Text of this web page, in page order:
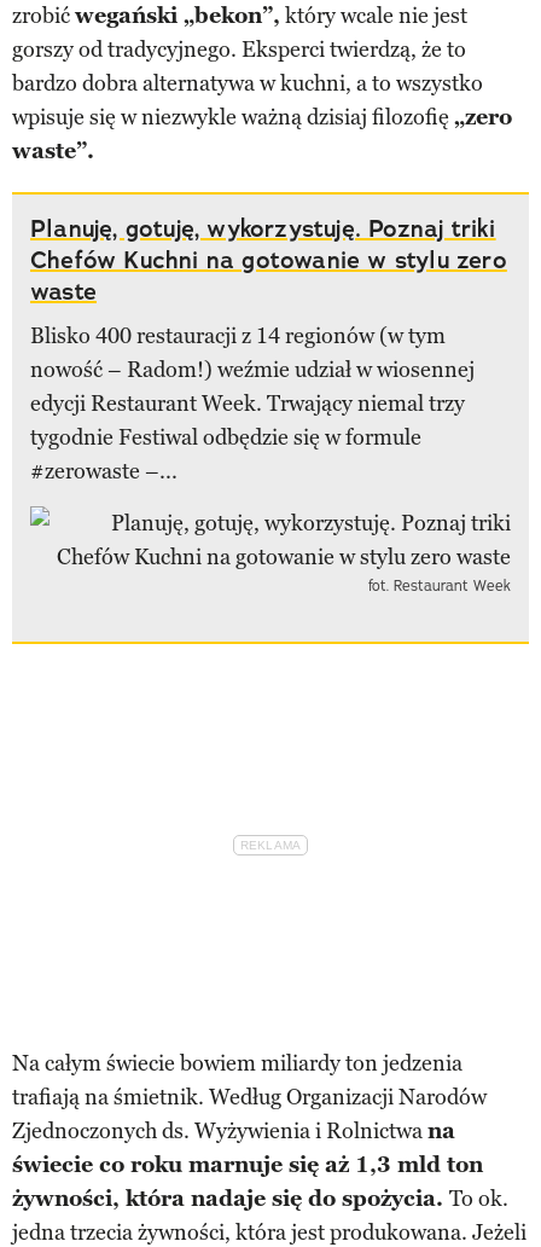
zrobićwegański „bekon”, który wcale nie jest
gorszy od tradycyjnego. Eksperci twierdzą, że to
bardzo dobra alternatywa w kuchni, a to wszystko
wpisuje się w niezwykle ważną dzisiaj filozofię „zero
waste”.
Planuję, gotuję, wykorzystuję. Poznaj triki
Chefów Kuchni na gotowanie w stylu zero
waste
Blisko 400 restauracji z 14 regionów (w tym
nowość – Radom!) weźmie udział w wiosennej
edycji Restaurant Week. Trwający niemal trzy
tygodnie Festiwal odbędzie się w formule
#zerowaste –...
fot. Restaurant Week
Na całym świecie bowiem miliardy ton jedzenia
trafiają na śmietnik. Według Organizacji Narodów
Zjednoczonych ds. Wyżywienia i Rolnictwana
świecie co roku marnuje się aż 1,3 mld ton
żywności, która nadaje się do spożycia. To ok.
jedna trzecia żywności, która jest produkowana. Jeżeli